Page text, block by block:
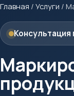
Главная / Услуги /
Консультация